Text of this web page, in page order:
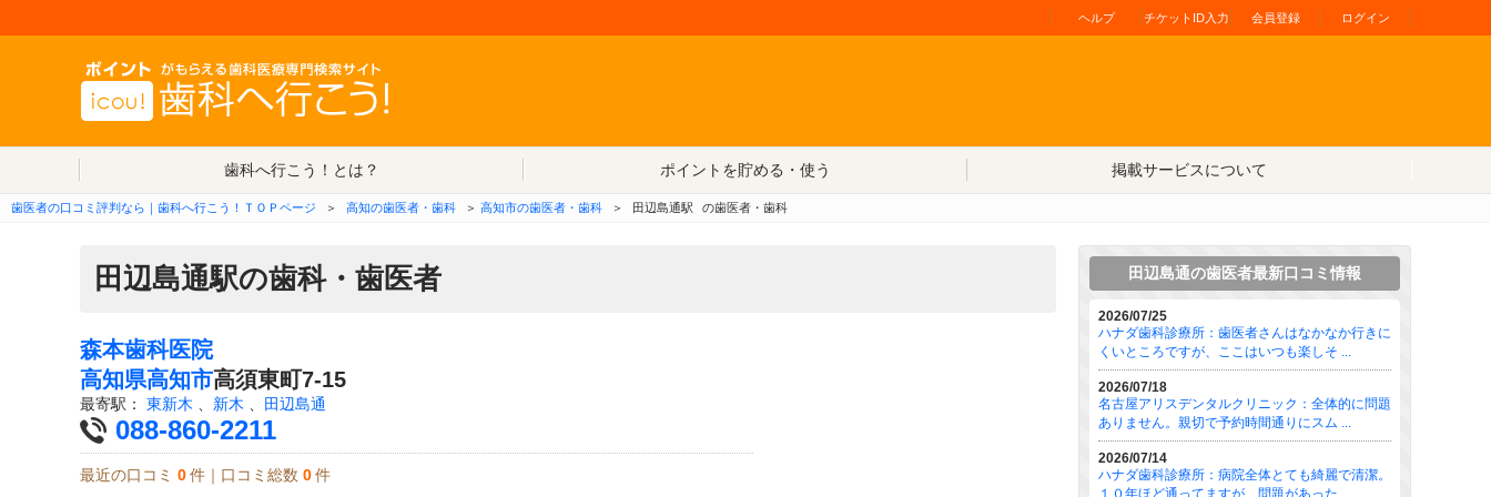
ヘルプ チケットID入力 会員登録 ログイン
歯科へ行こう！とは？
ポイントを貯める・使う 掲載サービスについて
歯医者の口コミ評判なら｜歯科へ行こう！ＴＯＰページ ＞ 高知の歯医者・歯科 ＞ 高知市の歯医者・歯科 ＞ 田辺島通駅 の歯医者・歯科
田辺島通駅の歯科・歯医者
森本歯科医院
高知県高知市高須東町7-15
最寄駅： 東新木 新木 田辺島通
088-860-2211
最近の口コミ 0 件｜口コミ総数 0 件
田辺島通の歯医者最新口コミ情報
2026/07/25
ハナダ歯科診療所：歯医者さんはなかなか行きに
くいところですが、ここはいつも楽しそ ...
2026/07/18
名古屋アリスデンタルクリニック：全体的に問題
ありません。親切で予約時間通りにスム ...
2026/07/14
ハナダ歯科診療所：病院全体とても綺麗で清潔。